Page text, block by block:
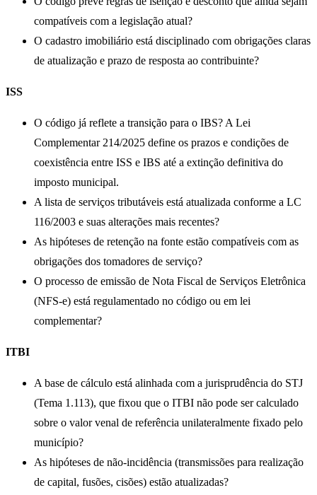
compatíveis com a legislação atual?
O cadastro imobiliário está disciplinado com obrigações claras
de atualização e prazo de resposta ao contribuinte?
ISS
O código já reflete a transição para o IBS? A Lei
Complementar 214/2025 define os prazos e condições de
coexistência entre ISS e IBS até a extinção definitiva do
imposto municipal.
A lista de serviços tributáveis está atualizada conforme a LC
116/2003 e suas alterações mais recentes?
As hipóteses de retenção na fonte estão compatíveis com as
obrigações dos tomadores de serviço?
O processo de emissão de Nota Fiscal de Serviços Eletrônica
(NFS-e) está regulamentado no código ou em lei
complementar?
ITBI
A base de cálculo está alinhada com a jurisprudência do STJ
(Tema 1.113), que fixou que o ITBI não pode ser calculado
sobre o valor venal de referência unilateralmente fixado pelo
município?
As hipóteses de não-incidência (transmissões para realização
de capital, fusões, cisões) estão atualizadas?